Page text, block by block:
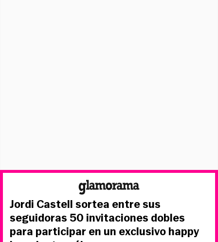
Jordi Castell sortea entre sus
seguidoras 50 invitaciones dobles
para participar en un exclusivo happy